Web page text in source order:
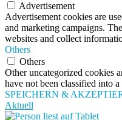
Advertisement
Advertisement cookies are
and marketing campaigns.
websites and collect
Others
Others
Other uncategorized cookies
have not been classified into a
SPEICHERN &
Aktuell